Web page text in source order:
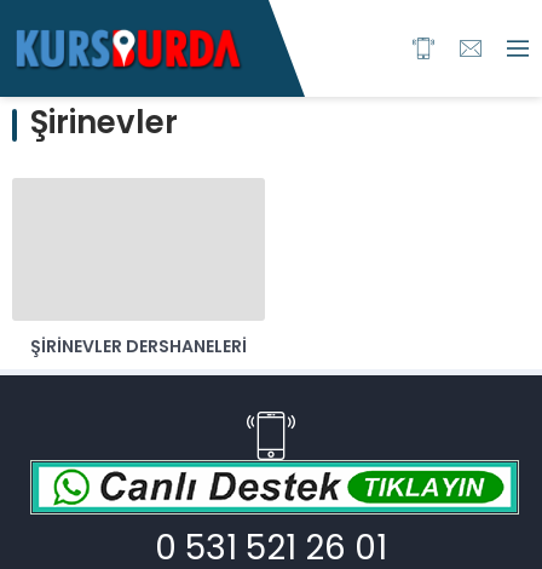
Şirinevler
ŞIRINEVLER DERSHANELERI
0 531 521 26 01